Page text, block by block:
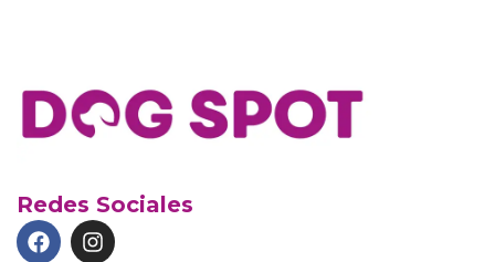
Redes Sociales